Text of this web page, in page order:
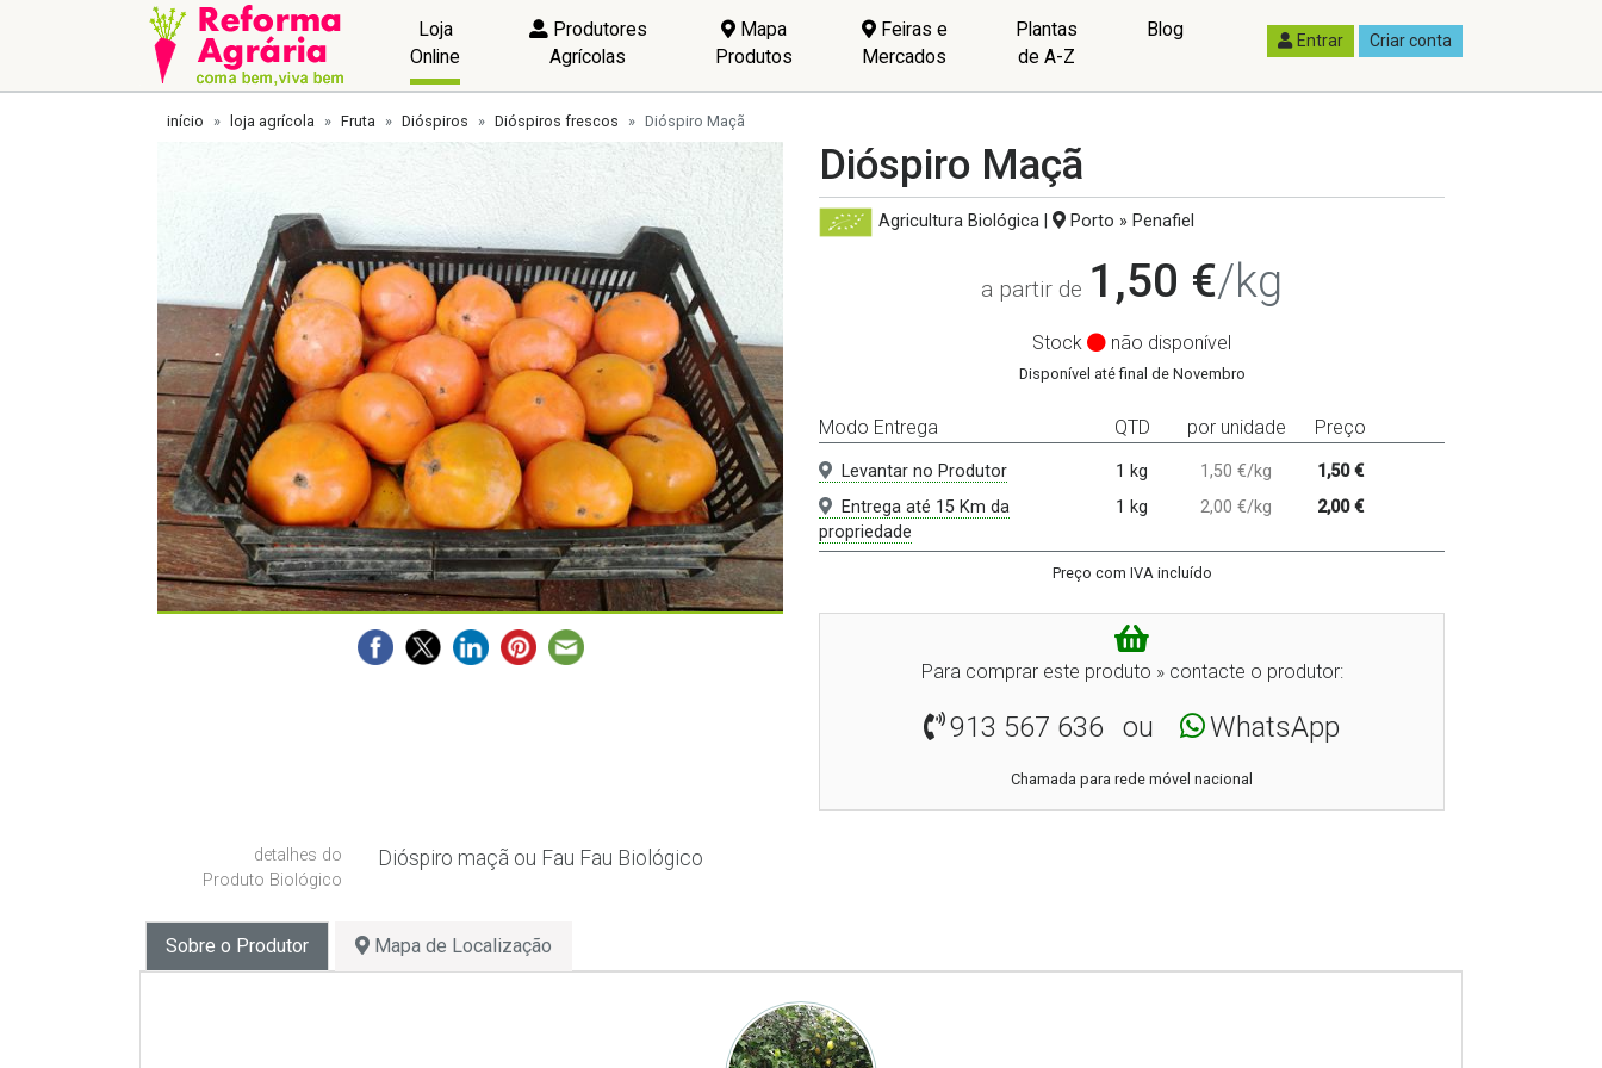
Loja
Online
Produtores
Agrícolas
Mapa
Produtos
Feiras e
Mercados
Plantas
de A-Z
Blog Entrar Criar conta
início loja agrícola Fruta Dióspiros Dióspiros frescos Dióspiro Maçã
Dióspiro Maçã
Agricultura Biológica| Porto » Penafiel
a partir de 1,50 €/kg
Stock não disponível
Disponível até final de Novembro
Modo Entrega QTD por unidade Preço
Levantar no Produtor 1 kg 1,50 €/kg
1,50 €
Entrega até 15 Km da
propriedade
1 kg 2,00 €/kg 2,00 €
Preço com IVA incluído
Para comprar este produto » contacte o produtor:
913 567 636 ou WhatsApp
Chamada para rede móvel nacional
detalhes do
Produto Biológico
Dióspiro maçã ou Fau Fau Biológico
Sobre o Produtor Mapa de Localização